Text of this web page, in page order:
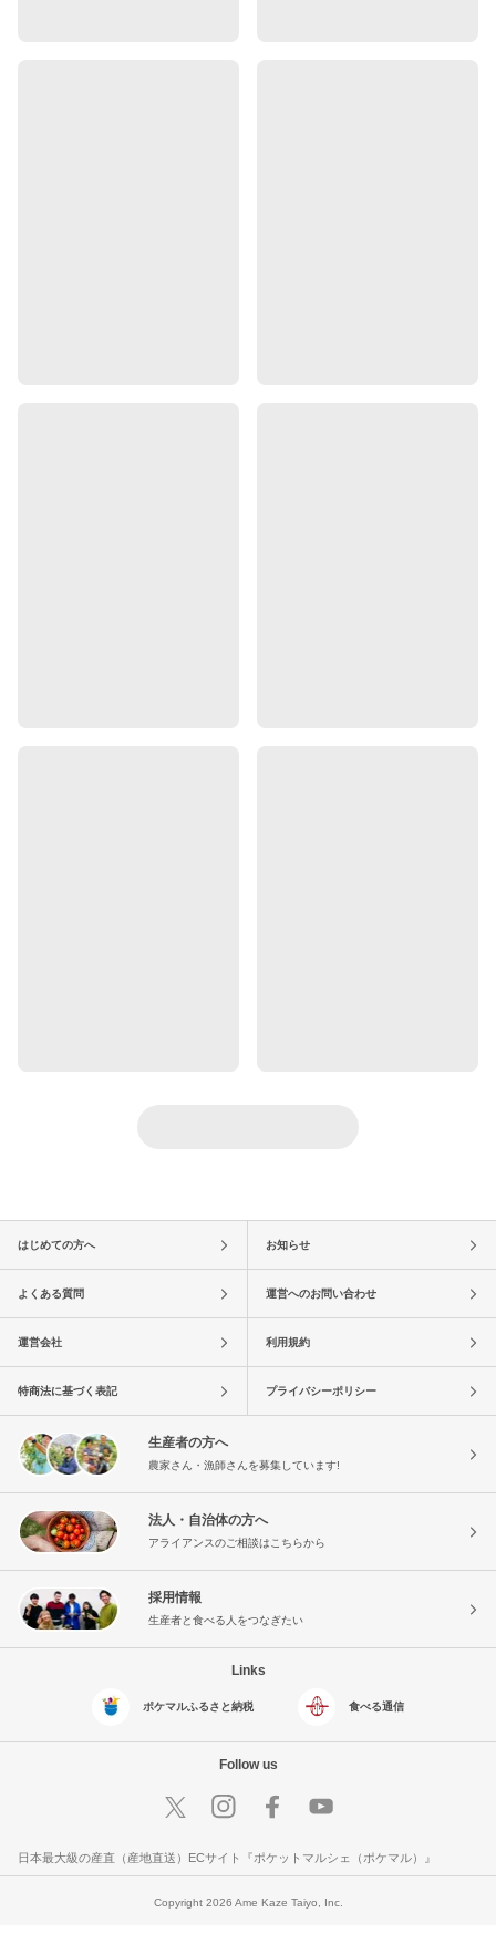
はじめての方へ お知らせ
よくある質問 運営へのお問い合わせ
運営会社 利用規約
特商法に基づく表記 プライバシーポリシー
生産者の方へ
農家さん・漁師さんを募集しています!
法人・自治体の方へ
アライアンスのご相談はこちらから
採用情報
生産者と食べる人をつなぎたい
Links
ポケマルふるさと納税 食べる通信
Follow us
日本最大級の産直（産地直送）ECサイト『ポケットマルシェ（ポケマル）』
Copyright 2026 Ame Kaze Taiyo, Inc.